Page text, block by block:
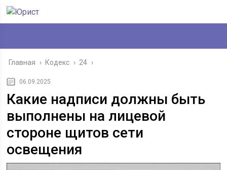
Главная › Кодекс › 24 ›
06.09.2025
Какие надписи должны быть
выполнены на лицевой
стороне щитов сети
освещения